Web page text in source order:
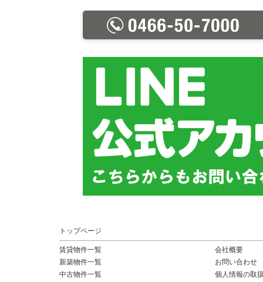
トップページ
賃貸物件一覧
新築物件一覧
中古物件一覧
会社概要
お問い合わせ
個人情報の取